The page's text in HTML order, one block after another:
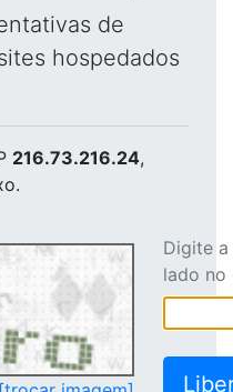
de
hospedados
216.73.216.24,
Digite
lado no